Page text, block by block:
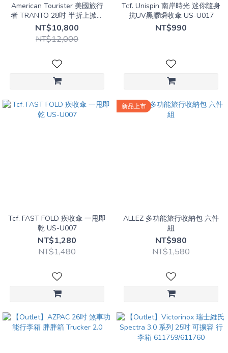
American Tourister 美國旅行
者 TRANTO 28吋 半折上掀式
行李箱
NT$10,800
NT$12,000
Tcf. Unispin 南岸時光 迷你隨身
抗UV黑膠瞬收傘 US-U017
NT$990
Tcf. FAST FOLD 疾收傘 一甩即
乾 US-U007
NT$1,280
NT$1,480
新品上市
ALLEZ 多功能旅行收納包 六件
組
NT$980
NT$1,580